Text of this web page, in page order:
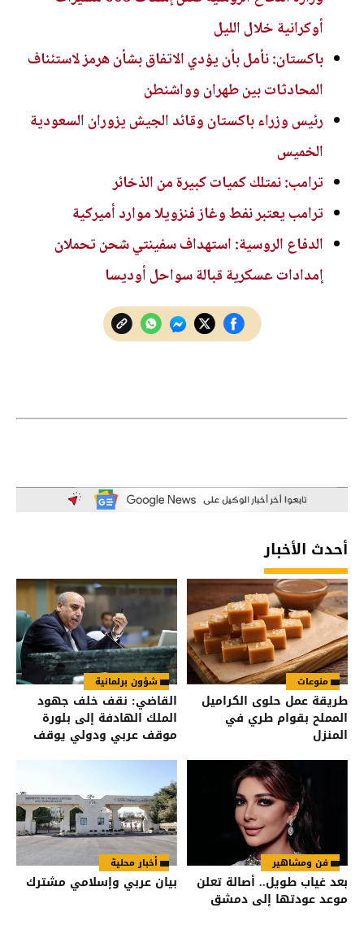
أوكرانية خلال الليل
باكستان: نأمل بأن يؤدي الاتفاق بشأن هرمز لاستئناف
المحادثات بين طهران وواشنطن
رئيس وزراء باكستان وقائد الجيش يزوران السعودية
الخميس
ترامب: نمتلك كميات كبيرة من الذخائر
ترامب يعتبر نفط وغاز فنزويلا موارد أميركية
الدفاع الروسية: استهداف سفينتي شحن تحملان
إمدادات عسكرية قبالة سواحل أوديسا
أحدث الأخبار
منوعات
طريقة عمل حلوى الكراميل
المملح بقوام طري في
المنزل
شؤون برلمانية
القاضي: نقف خلف جهود
الملك الهادفة إلى بلورة
موقف عربي ودولي يوقف
فن ومشاهير
بعد غياب طويل.. أصالة تعلن
موعد عودتها إلى دمشق
أخبار محلية
بيان عربي وإسلامي مشترك